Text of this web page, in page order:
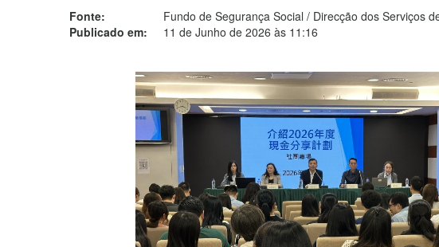
Fonte:
Fundo de Segurança Social / Direcção dos Serviços
Publicado em:
11 de Junho de 2026 às 11:16